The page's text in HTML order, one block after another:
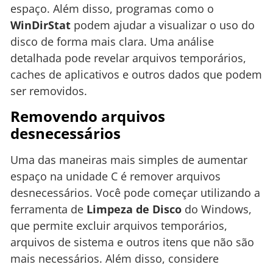
espaço. Além disso, programas como o
WinDirStat podem ajudar a visualizar o uso do
disco de forma mais clara. Uma análise
detalhada pode revelar arquivos temporários,
caches de aplicativos e outros dados que podem
ser removidos.
Removendo arquivos
desnecessários
Uma das maneiras mais simples de aumentar
espaço na unidade C é remover arquivos
desnecessários. Você pode começar utilizando a
ferramenta de Limpeza de Disco do Windows,
que permite excluir arquivos temporários,
arquivos de sistema e outros itens que não são
mais necessários. Além disso, considere